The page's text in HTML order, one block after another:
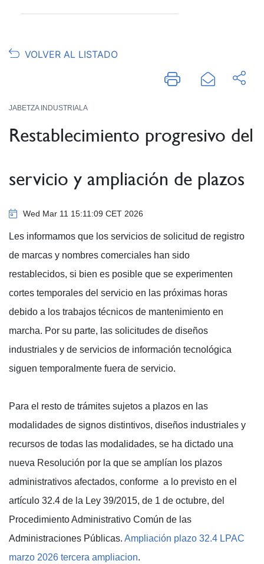
VOLVER AL LISTADO
JABETZA INDUSTRIALA
Restablecimiento progresivo del
servicio y ampliación de plazos
Wed Mar 11 15:11:09 CET 2026
Les informamos que los servicios de solicitud de registro
de marcas y nombres comerciales han sido
restablecidos, si bien es posible que se experimenten
cortes temporales del servicio en las próximas horas
debido a los trabajos técnicos de mantenimiento en
marcha. Por su parte, las solicitudes de diseños
industriales y de servicios de información tecnológica
siguen temporalmente fuera de servicio.
Para el resto de trámites sujetos a plazos en las
modalidades de signos distintivos, diseños industriales y
recursos de todas las modalidades, se ha dictado una
nueva Resolución por la que se amplían los plazos
administrativos afectados, conforme a lo previsto en el
artículo 32.4 de la Ley 39/2015, de 1 de octubre, del
Procedimiento Administrativo Común de las
Administraciones Públicas. Ampliación plazo 32.4 LPAC
marzo 2026 tercera ampliacion.